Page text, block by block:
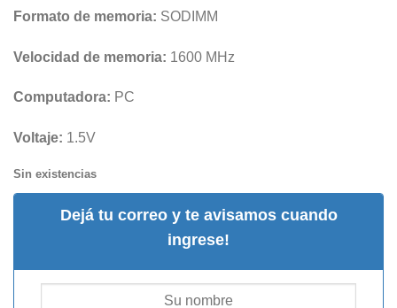
Formato de memoria: SODIMM
Velocidad de memoria: 1600 MHz
Computadora: PC
Voltaje: 1.5V
Sin existencias
Dejá tu correo y te avisamos cuando
ingrese!